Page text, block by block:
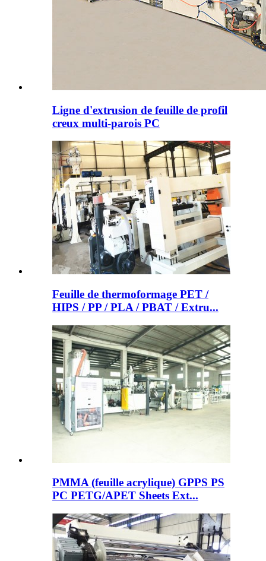
Ligne d'extrusion de feuille de profil
creux multi-parois PC
Feuille de thermoformage PET /
HIPS / PP / PLA / PBAT / Extru...
PMMA (feuille acrylique) GPPS PS
PC PETG/APET Sheets Ext...